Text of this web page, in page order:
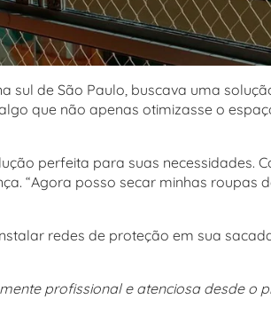
sul de São Paulo, buscava uma
que não apenas otimizasse o
perfeita para suas
“Agora posso secar minhas roupas
redes de proteção em sua
profissional e atenciosa desde